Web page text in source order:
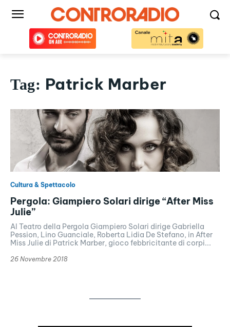
Tag: Patrick Marber
Cultura & Spettacolo
Pergola: Giampiero Solari dirige “After Miss
Julie”
Al Teatro della Pergola Giampiero Solari dirige Gabriella
Pession, Lino Guanciale, Roberta Lidia De Stefano, in After
Miss Julie di Patrick Marber, gioco febbricitante di corpi...
26 Novembre 2018